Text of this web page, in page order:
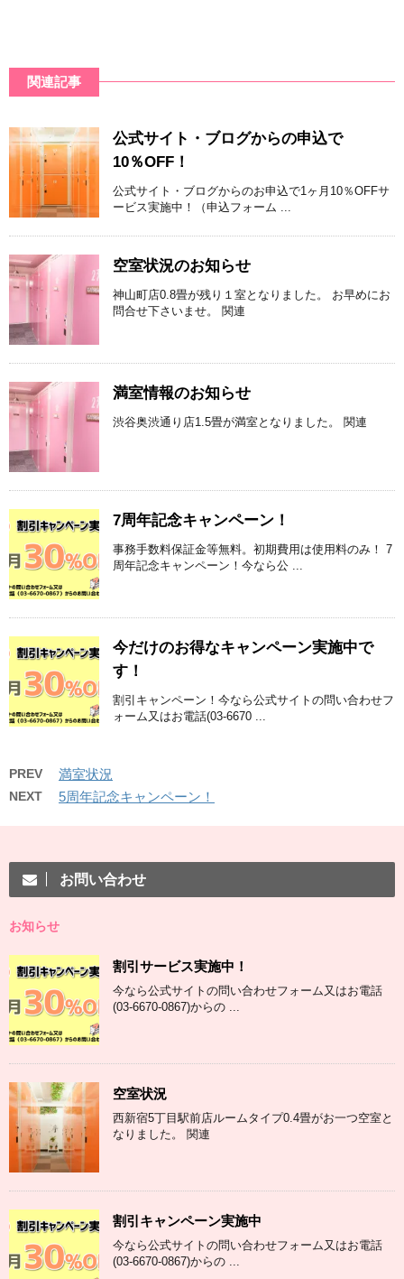
関連記事
公式サイト・ブログからの申込で
10％OFF！
公式サイト・ブログからのお申込で1ヶ月10％OFFサ
ービス実施中！（申込フォーム ...
空室状況のお知らせ
神山町店0.8畳が残り１室となりました。 お早めにお
問合せ下さいませ。 関連
満室情報のお知らせ
渋谷奥渋通り店1.5畳が満室となりました。 関連
7周年記念キャンペーン！
事務手数料保証金等無料。初期費用は使用料のみ！ 7
周年記念キャンペーン！今なら公 ...
今だけのお得なキャンペーン実施中で
す！
割引キャンペーン！今なら公式サイトの問い合わせフ
ォーム又はお電話(03-6670 ...
PREV 満室状況
NEXT 5周年記念キャンペーン！
お問い合わせ
お知らせ
割引サービス実施中！
今なら公式サイトの問い合わせフォーム又はお電話
(03-6670-0867)からの ...
空室状況
西新宿5丁目駅前店ルームタイプ0.4畳がお一つ空室と
なりました。 関連
割引キャンペーン実施中
今なら公式サイトの問い合わせフォーム又はお電話
(03-6670-0867)からの ...